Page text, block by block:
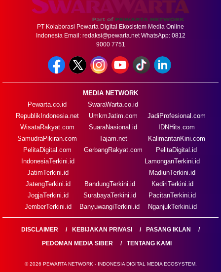
PT Kolaborasi Pewarta Digital Ekosistem Media Online
Indonesia Email: redaksi@pewarta.netWhatsApp: 0812
9000 7751
MEDIA NETWORK
Pewarta.co.id
RepublikIndonesia.net
WisataRakyat.com
SamudraPikiran.com
PelitaDigital.com
SwaraWarta.co.id
UmkmJatim.com
SuaraNasional.id
Tajam.net
GerbangRakyat.com
JadiProfesional.com
IDNHits.com
KalimantanKini.com
PelitaDigital.id
IndonesiaTerkini.id
JatimTerkini.id
JatengTerkini.id
JogjaTerkini.id
JemberTerkini.id
BandungTerkini.id
SurabayaTerkini.id
BanyuwangiTerkini.id
LamonganTerkini.id
MadiunTerkini.id
KediriTerkini.id
PacitanTerkini.id
NganjukTerkini.id
DISCLAIMER KEBIJAKAN PRIVASI
PASANG IKLAN
PEDOMAN MEDIA SIBER
TENTANG KAMI
© 2026 PEWARTA NETWORK - INDONESIA DIGITAL MEDIA ECOSYSTEM.